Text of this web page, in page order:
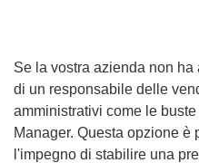
Se la vostra azienda non
di un responsabile delle
amministrativi come le
Manager. Questa opzione
l'impegno di stabilire una